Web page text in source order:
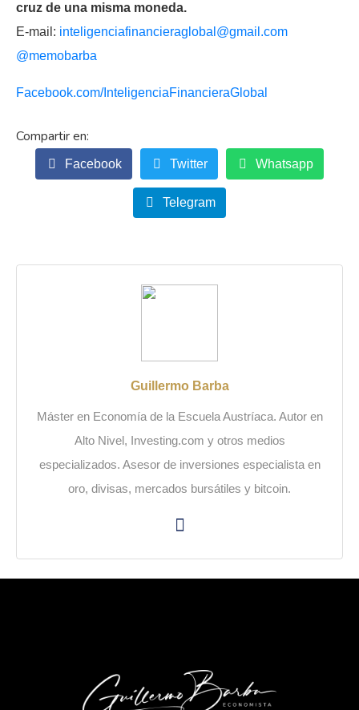
cruz de una misma moneda.
E-mail: inteligenciafinancieraglobal@gmail.com
@memobarba
Facebook.com/InteligenciaFinancieraGlobal
Facebook Twitter Whatsapp
Telegram
Guillermo Barba
Máster en Economía de la Escuela Austríaca. Autor en
Alto Nivel, Investing.com y otros medios
especializados. Asesor de inversiones especialista en
oro, divisas, mercados bursátiles y bitcoin.